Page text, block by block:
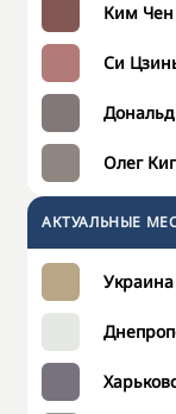
Ким
Си
Олег
АКТУАЛЬНЫЕ
Украина